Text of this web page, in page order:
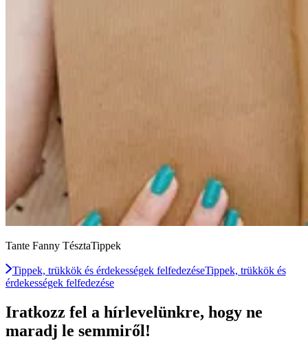
Tante Fanny TésztaTippek
Tippek, trükkök és érdekességek felfedezéseTippek, trükkök és
érdekességek felfedezése
Iratkozz fel a hírlevelünkre, hogy ne
maradj le semmiről!